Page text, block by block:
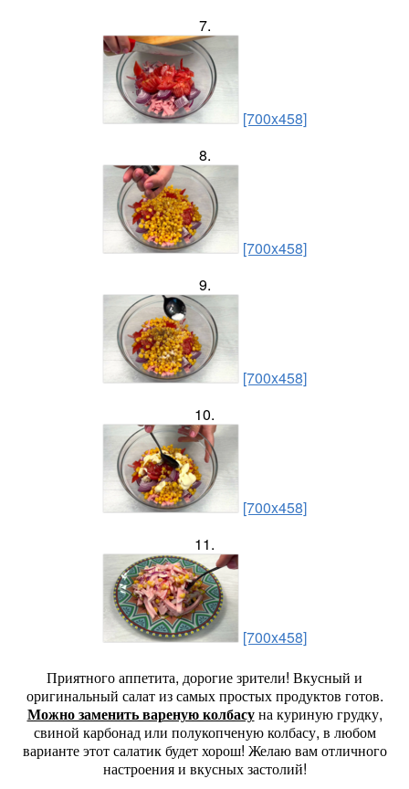
7.
[700x458]
8.
[700x458]
9.
[700x458]
10.
[700x458]
11.
[700x458]
Приятного аппетита, дорогие зрители! Вкусный и
оригинальный салат из самых простых продуктов готов.
Можно заменить вареную колбасуна куриную грудку,
свиной карбонад или полукопченую колбасу, в любом
варианте этот салатик будет хорош! Желаю вам отличного
настроения и вкусных застолий!